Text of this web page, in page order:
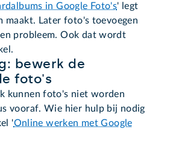
in Google Foto's' legt
maakt. Later foto's toevoegen
probleem. Ook dat wordt
bewerk de
foto's
kunnen foto's niet worden
vooraf. Wie hier hulp bij nodig
'Online werken met Google